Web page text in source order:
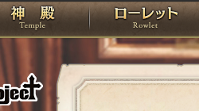
PandoraPartyProject
神殿